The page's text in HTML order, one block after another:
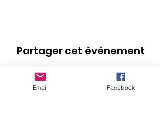
Partager cet événement
Email Facebook